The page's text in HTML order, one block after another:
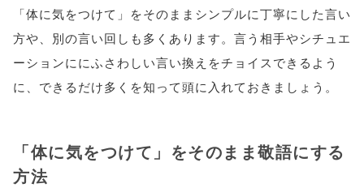
「体に気をつけて」をそのままシンプルに丁寧にした言い
方や、別の言い回しも多くあります。言う相手やシチュエ
ーションににふさわしい言い換えをチョイスできるよう
に、できるだけ多くを知って頭に入れておきましょう。
「体に気をつけて」をそのまま敬語にする
方法